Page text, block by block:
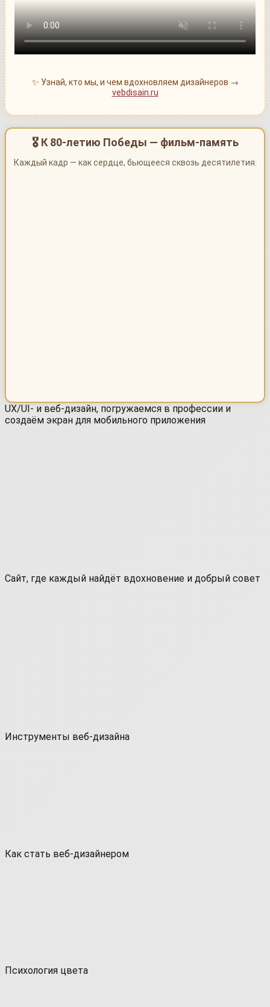
✨ Узнай, кто мы, и чем вдохновляем дизайнеров →
vebdisain.ru
🎖 К 80-летию Победы — фильм-память
Каждый кадр — как сердце, бьющееся сквозь десятилетия.
UX/UI- и веб-дизайн, погружаемся в профессии и
создаём экран для мобильного приложения
Сайт, где каждый найдёт вдохновение и добрый совет
Инструменты веб-дизайна
Как стать веб-дизайнером
Психология цвета